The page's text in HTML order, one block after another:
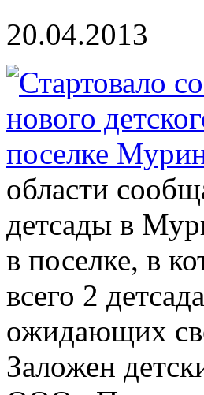
20.04.2013
области
детсады в
в поселке, в
всего 2
ожидающих
Заложен